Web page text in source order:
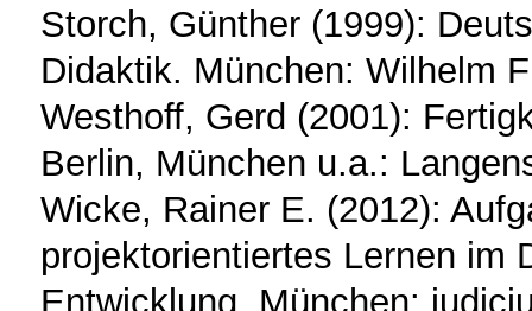
Storch, Günther (1999):
Didaktik. München: Wilhelm
Westhoff, Gerd (2001):
Berlin, München u.a.:
Wicke, Rainer E. (2012):
projektorientiertes Lernen im
Entwicklung. München: